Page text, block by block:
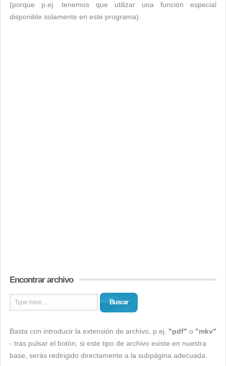
(porque p.ej. tenemos que utilizar una función especial
disponible solamente en este programa).
Encontrar archivo
Buscar
Basta con introducir la extensión de archivo, p.ej. "pdf" o "mkv"
- tras pulsar el botón, si este tipo de archivo existe en nuestra
base, serás redirigido directamente a la subpágina adecuada.